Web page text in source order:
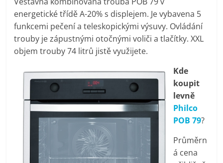
pračky,
televize,
notebooky,
mobilní
telefony,
energetické třídě A-20% s displejem. Je vybavena 5
funkcemi pečení a teleskopickými výsuvy. Ovládání
trouby je zápustnými otočnými voliči a tlačítky. XXL
objem trouby 74 litrů jistě využijete.
Kde
koupit
levně
Philco
POB 79?
Průměrn
á cena